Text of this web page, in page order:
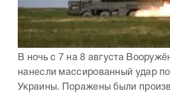
В ночь с 7 на 8 августа
нанесли массированный удар
Украины. Поражены были